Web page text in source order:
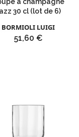
à champagne
30 cl (lot de 6)
BORMIOLI LUIGI
Prix
51,60 €